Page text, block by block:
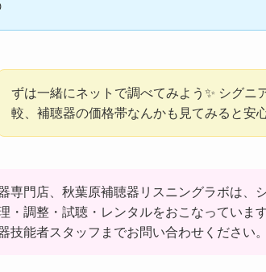
ずは一緒にネットで調べてみよう✨ シグニ
較、補聴器の価格帯なんかも見てみると安
専門店、秋葉原補聴器リスニングラボは、
・調整・試聴・レンタルをおこなっていま
技能者スタッフまでお問い合わせください。